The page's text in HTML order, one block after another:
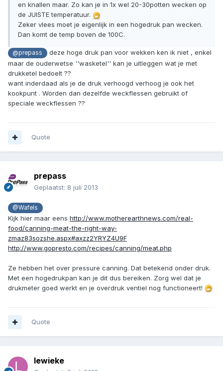
en knallen maar. Zo kan je in 1x wel 20-30potten wecken op
de JUISTE temperatuur.
Zeker vlees moet je eigenlijk in een hogedruk pan wecken.
Dan komt de temp boven de 100C.
@prepass
deze hoge druk pan voor wekken ken ik niet , enkel
maar de ouderwetse ''wasketel'' kan je uitleggen wat je met
drukketel bedoelt ??
want inderdaad als je de druk verhoogd verhoog je ook het
kookpunt . Worden dan dezelfde weckflessen gebruikt of
speciale weckflessen ??
Quote
prepass
Geplaatst: 8 juli 2013
@Wafels
Kijk hier maar eens http://www.motherearthnews.com/real-
food/canning-meat-the-right-way-
zmaz83sozshe.aspx#axzz2YRYZ4U9F
http://www.gopresto.com/recipes/canning/meat.php
Ze hebben het over pressure canning. Dat betekend onder druk.
Met een hogedrukpan kan je dit dus bereiken. Zorg wel dat je
drukmeter goed werkt en je overdruk ventiel nog functioneert!
Quote
lewieke